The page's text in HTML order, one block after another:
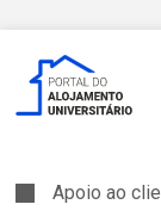
Apoio ao